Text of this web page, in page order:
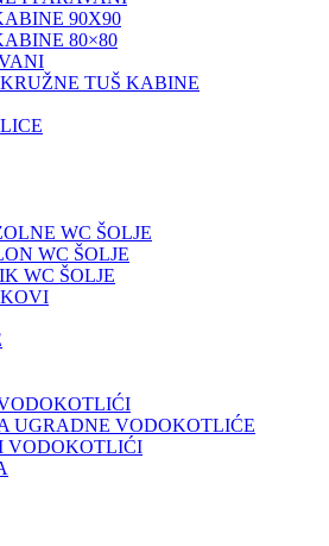
90X90
80×80
TUŠ KABINE
WC ŠOLJE
WC ŠOLJE
WC ŠOLJE
UGRADNE VODOKOTLIĆE
VODOKOTLIĆI